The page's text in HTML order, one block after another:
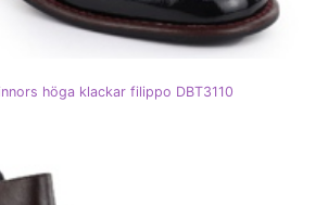
höga klackar filippo DBT3110